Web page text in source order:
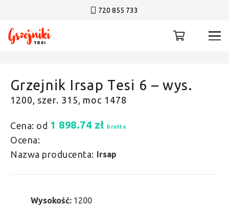
720 855 733
Grzejnik Irsap Tesi 6 – wys.
1200, szer. 315, moc 1478
Cena: od 1 898.74 zł brutto
Ocena:
Nazwa producenta: Irsap
Wysokość: 1200